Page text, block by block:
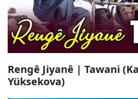
Rengê Jiyanê | Tawani
Yüksekova)